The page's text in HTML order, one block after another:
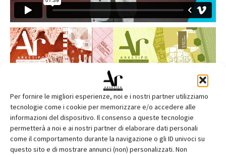
Per fornire le migliori esperienze, noi e i nostri partner utilizziamo
tecnologie come i cookie per memorizzare e/o accedere alle
informazioni del dispositivo. Il consenso a queste tecnologie
permetterà a noi e ai nostri partner di elaborare dati personali
come il comportamento durante la navigazione o gli ID univoci su
questo sito e di mostrare annunci (non) personalizzati. Non